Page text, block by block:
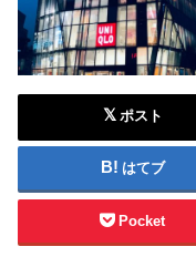
ポスト
はてブ
Pocket